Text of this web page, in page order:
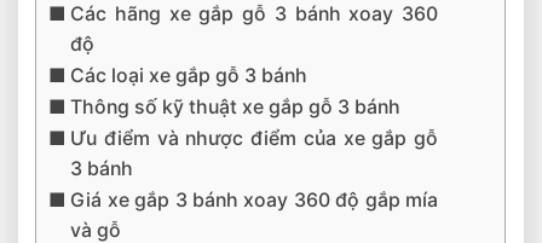
Các hãng xe gắp gỗ 3 bánh xoay 360
độ
Các loại xe gắp gỗ 3 bánh
Thông số kỹ thuật xe gắp gỗ 3 bánh
Ưu điểm và nhược điểm của xe gắp gỗ
3 bánh
Giá xe gắp 3 bánh xoay 360 độ gắp mía
và gỗ